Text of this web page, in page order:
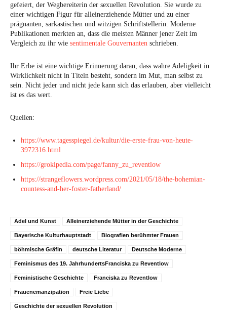
gefeiert, der Wegbereiterin der sexuellen Revolution. Sie wurde zu
einer wichtigen Figur für alleinerziehende Mütter und zu einer
prägnanten, sarkastischen und witzigen Schriftstellerin. Moderne
Publikationen merkten an, dass die meisten Männer jener Zeit im
Vergleich zu ihr wie sentimentale Gouvernanten schrieben.
Ihr Erbe ist eine wichtige Erinnerung daran, dass wahre Adeligkeit in
Wirklichkeit nicht in Titeln besteht, sondern im Mut, man selbst zu
sein. Nicht jeder und nicht jede kann sich das erlauben, aber vielleicht
ist es das wert.
Quellen:
https://www.tagesspiegel.de/kultur/die-erste-frau-von-heute-
3972316.html
https://grokipedia.com/page/fanny_zu_reventlow
https://strangeflowers.wordpress.com/2021/05/18/the-bohemian-
countess-and-her-foster-fatherland/
Adel und Kunst Alleinerziehende Mütter in der Geschichte
Bayerische Kulturhauptstadt Biografien berühmter Frauen
böhmische Gräfin deutsche Literatur Deutsche Moderne
Feminismus des 19. JahrhundertsFranciska zu Reventlow
Feministische Geschichte Franciska zu Reventlow
Frauenemanzipation Freie Liebe
Geschichte der sexuellen Revolution